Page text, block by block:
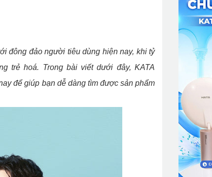
đông đảo người tiêu dùng hiện nay, khi tỷ
trẻ hoá. Trong bài viết dưới đây, KATA
để giúp bạn dễ dàng tìm được sản phẩm